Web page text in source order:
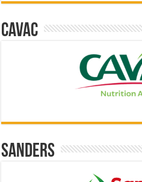
Cavac
Sanders